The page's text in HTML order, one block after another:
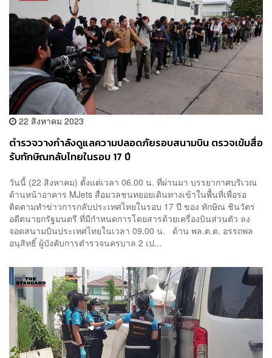
22 สิงหาคม 2023
ตำรวจวางกำลังดูแลความปลอดภัยรอบสนามบิน ตรวจเข้มสื่อ
รับทักษิณกลับไทยในรอบ 17 ปี
วันนี้ (22 สิงหาคม) ตั้งแต่เวลา 06.00 น. ที่ผ่านมา บรรยากาศบริเวณ
ด้านหน้าอาคาร MJets สื่อมวลชนทยอยเดินทางเข้าในพื้นที่เพื่อรอ
ติดตามทำข่าวการกลับประเทศไทยในรอบ 17 ปี ของ ทักษิณ ชินวัตร
อดีตนายกรัฐมนตรี ที่มีกำหนดการโดยสารด้วยเครื่องบินส่วนตัว ลง
จอดสนามบินประเทศไทยในเวลา 09.00 น. ด้าน พล.ต.ต. อรรถพล
อนุสิทธิ์ ผู้บังคับการตำรวจนครบาล 2 เป...